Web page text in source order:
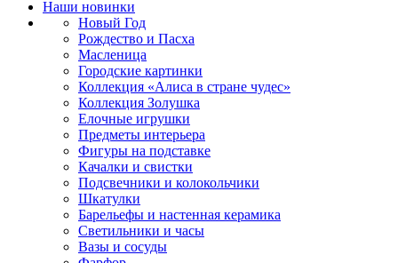
Наши новинки
Новый Год
Рождество и Пасха
Масленица
Городские картинки
Коллекция «Алиса в стране чудес»
Коллекция Золушка
Елочные игрушки
Предметы интерьера
Фигуры на подставке
Качалки и свистки
Подсвечники и колокольчики
Шкатулки
Барельефы и настенная керамика
Светильники и часы
Вазы и сосуды